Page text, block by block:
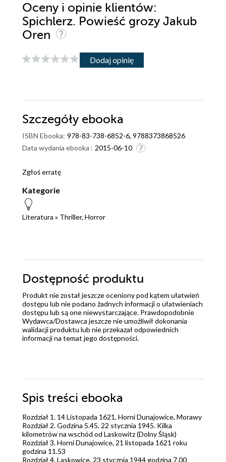
Oceny i opinie klientów:
Spichlerz. Powieść grozy Jakub
Oren
Dodaj opinię
Szczegóły ebooka
ISBN Ebooka: 978-83-738-6852-6, 9788373868526
Data wydania ebooka : 2015-06-10
Zgłoś erratę
Kategorie
Literatura » Thriller, Horror
Dostępność produktu
Produkt nie został jeszcze oceniony pod kątem ułatwień
dostępu lub nie podano żadnych informacji o ułatwieniach
dostępu lub są one niewystarczające. Prawdopodobnie
Wydawca/Dostawca jeszcze nie umożliwił dokonania
walidacji produktu lub nie przekazał odpowiednich
informacji na temat jego dostępności.
Spis treści ebooka
Rozdział 1. 14 Listopada 1621, Horni Dunajowice, Morawy
Rozdział 2. Godzina 5.45. 22 stycznia 1945. Kilka
kilometrów na wschód od Laskowitz (Dolny Śląsk)
Rozdział 3. Horni Dunajowice, 21 listopada 1621 roku
godzina 11.53
Rozdział 4. Laskowice, 23 stycznia 1944 godzina 7.00